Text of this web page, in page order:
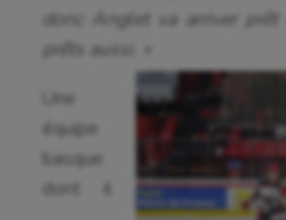
donc Anglet va arriver
prêts aussi. »
Une
équipe
basque
dont il